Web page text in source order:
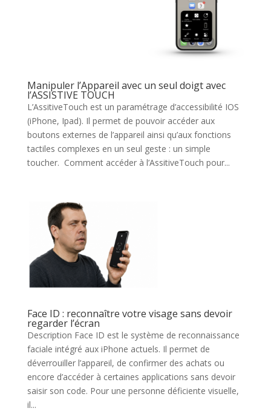
Manipuler l’Appareil avec un seul doigt avec
l’ASSISTIVE TOUCH
L’AssitiveTouch est un paramétrage d’accessibilité IOS
(iPhone, Ipad). Il permet de pouvoir accéder aux
boutons externes de l’appareil ainsi qu’aux fonctions
tactiles complexes en un seul geste : un simple
toucher. Comment accéder à l’AssitiveTouch pour...
Face ID : reconnaître votre visage sans devoir
regarder l’écran
Description Face ID est le système de reconnaissance
faciale intégré aux iPhone actuels. Il permet de
déverrouiller l’appareil, de confirmer des achats ou
encore d’accéder à certaines applications sans devoir
saisir son code. Pour une personne déficiente visuelle,
il...